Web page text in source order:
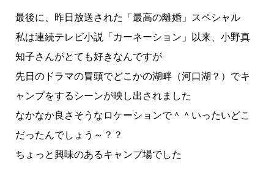
最後に、昨日放送された「最高の離婚」スペシャル
私は連続テレビ小説「カーネーション」以来、小野真
知子さんがとても好きなんですが
先日のドラマの冒頭でどこかの湖畔（河口湖？）でキ
ャンプをするシーンが映し出されました
なかなか良さそうなロケーションで＾＾いったいどこ
だったんでしょう～？？
ちょっと興味のあるキャンプ場でした